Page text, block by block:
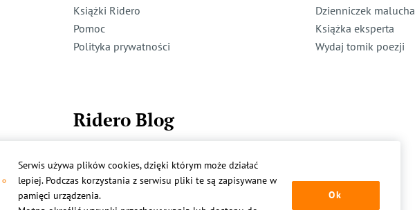
Książki Ridero
Pomoc
Polityka prywatności
Dzienniczek malucha
Książka eksperta
Wydaj tomik poezji
Ridero Blog
Więcej
Serwis używa plików cookies, dzięki którym może działać
lepiej. Podczas korzystania z serwisu pliki te są zapisywane w
pamięci urządzenia.
Ok